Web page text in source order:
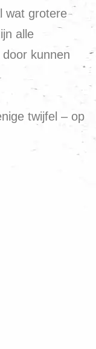
wat grotere
alle
kunnen
twijfel – op